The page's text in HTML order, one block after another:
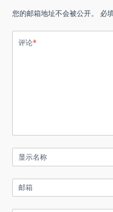
您的邮箱地址不会被公开。 必
评论*
显示名称
邮箱